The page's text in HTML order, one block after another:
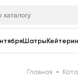
Шатры
Главная -